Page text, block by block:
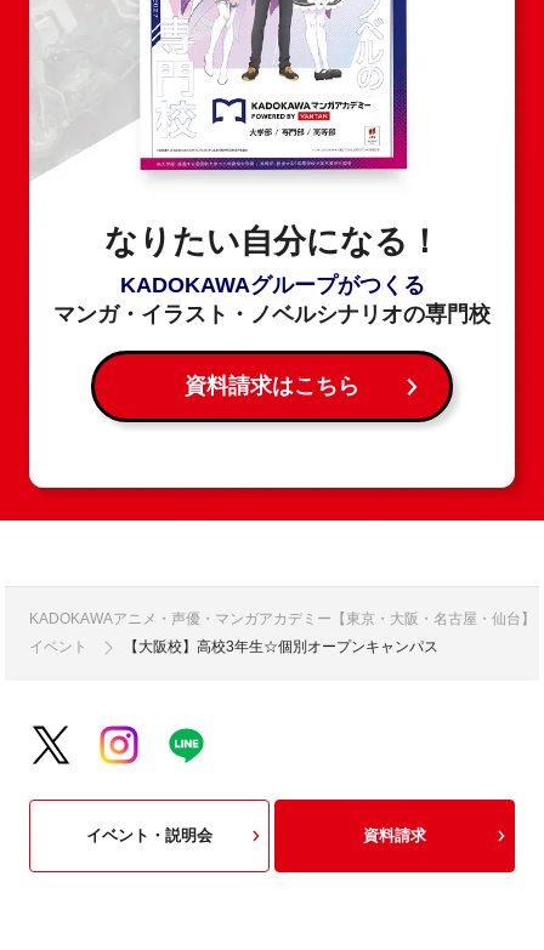
なりたい自分になる！
KADOKAWAグループがつくる
マンガ・イラスト・ノベルシナリオの専門校
資料請求はこちら
KADOKAWAアニメ・声優・マンガアカデミー【東京・大阪・名古屋・仙台】
イベント
【大阪校】高校3年生☆個別オープンキャンパス
イベント・説明会 資料請求